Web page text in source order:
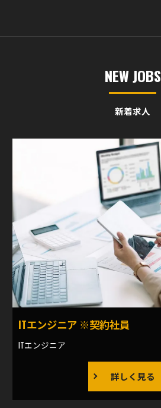
新着求人
NEW JOBS
ITエンジニア ※契約社員
ITエンジニア
詳しく見る